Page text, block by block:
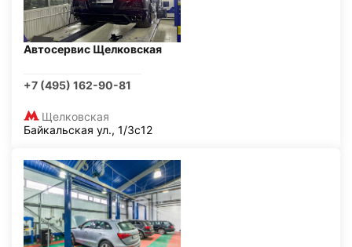
Автосервис Щелковская
+7 (495) 162-90-81
Щелковская
Байкальская ул., 1/3с12